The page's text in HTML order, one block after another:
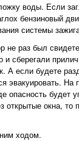
воды. Если
бензиновый
системы
раз был
сберегали
если будете
эвакуировать.
будет
открытые окна,
ходом.